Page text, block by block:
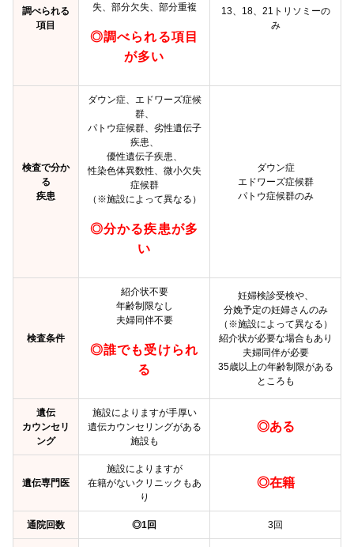
調べられる
項目
失、部分欠失、部分重複
◎調べられる項目
が多い
13、18、21トリソミーの
み
検査で分か
る
疾患
ダウン症、エドワーズ症候
群、
パトウ症候群、劣性遺伝子
疾患、
優性遺伝子疾患、
性染色体異数性、微小欠失
症候群
（※施設によって異なる）
◎分かる疾患が多
い
ダウン症
エドワーズ症候群
パトウ症候群のみ
検査条件
紹介状不要
年齢制限なし
夫婦同伴不要
◎誰でも受けられ
る
妊婦検診受検や、
分娩予定の妊婦さんのみ
（※施設によって異なる）
紹介状が必要な場合もあり
夫婦同伴が必要
35歳以上の年齢制限がある
ところも
遺伝
カウンセリ
ング
施設によりますが手厚い
遺伝カウンセリングがある
施設も
◎ある
遺伝専門医
施設によりますが
在籍がないクリニックもあ
り
◎在籍
通院回数 ◎1回 3回